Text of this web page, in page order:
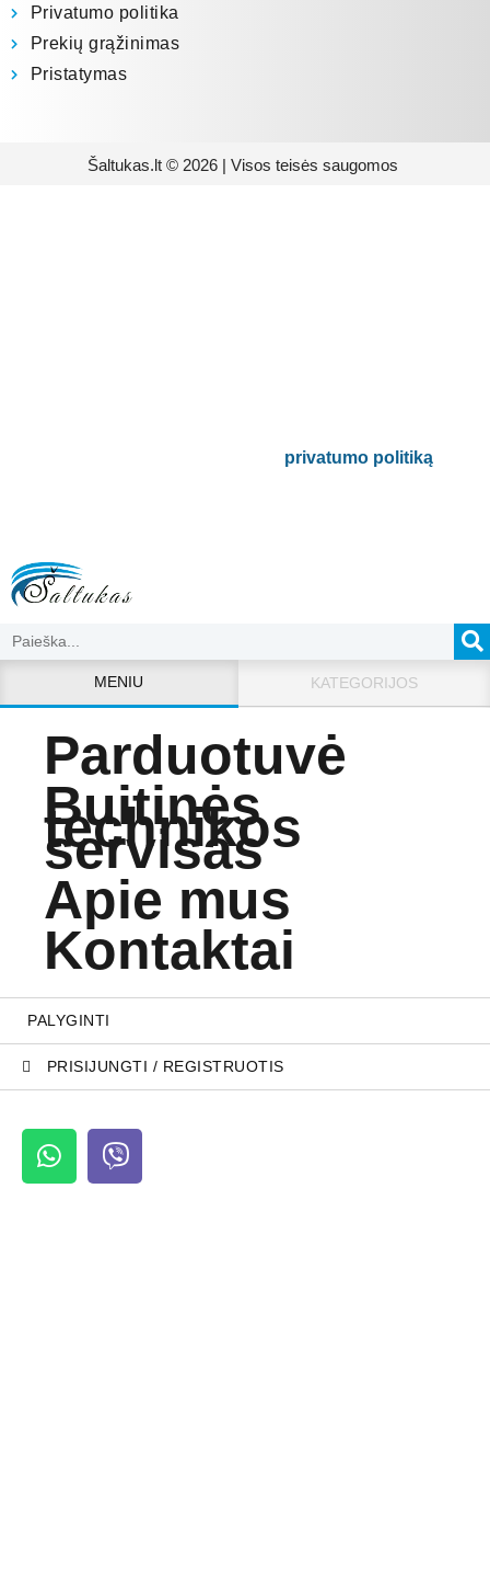
Privatumo politika
Prekių grąžinimas
Pristatymas
Šaltukas.lt © 2026 | Visos teisės saugomos
privatumo politiką.
MENIU KATEGORIJOS
Parduotuvė
Buitinės
technikos
servisas
Apie mus
Kontaktai
PALYGINTI
PRISIJUNGTI / REGISTRUOTIS